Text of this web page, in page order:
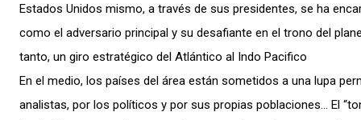
Estados Unidos mismo, a través de sus presidentes, se ha
como el adversario principal y su desafiante en el trono del
tanto, un giro estratégico del Atlántico al Indo Pacifico
En el medio, los países del área están sometidos a una lupa
analistas, por los políticos y por sus propias poblaciones… El